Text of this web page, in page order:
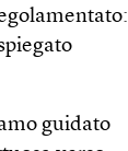
guidato